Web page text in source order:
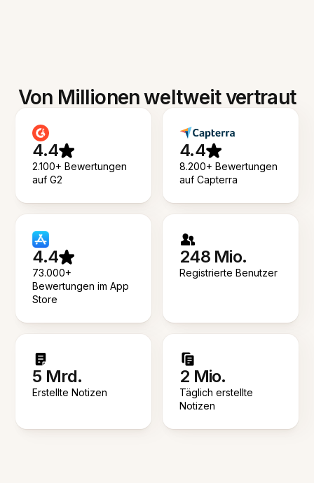
Von Millionen weltweit vertraut
4.4
2.100+ Bewertungen
auf G2
4.4
8.200+ Bewertungen
auf Capterra
4.4
73.000+
Bewertungen im App
Store
248 Mio.
Registrierte Benutzer
5 Mrd.
Erstellte Notizen
2 Mio.
Täglich erstellte
Notizen